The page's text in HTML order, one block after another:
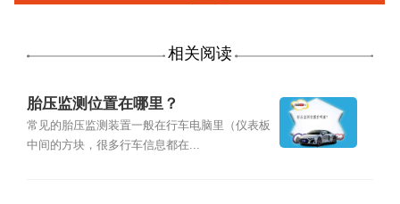
相关阅读
胎压监测位置在哪里？
常见的胎压监测装置一般在行车电脑里（仪表板
中间的方块，很多行车信息都在...